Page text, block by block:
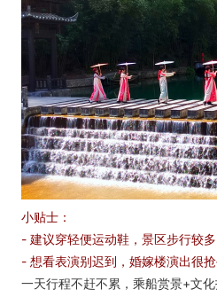
小贴士：
- 建议穿轻便运动鞋，景区步行较多
- 想看表演别迟到，婚嫁楼演出很抢
一天行程不赶不累，乘船赏景+文